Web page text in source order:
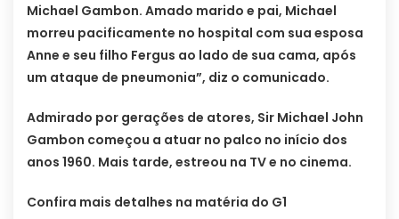
Michael Gambon. Amado marido e pai, Michael
morreu pacificamente no hospital com sua esposa
Anne e seu filho Fergus ao lado de sua cama, após
um ataque de pneumonia”, diz o comunicado.
Admirado por gerações de atores, Sir Michael John
Gambon começou a atuar no palco no início dos
anos 1960. Mais tarde, estreou na TV e no cinema.
Confira mais detalhes na matéria do G1